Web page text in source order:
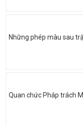
Những phép màu sau
Quan chức Pháp trách